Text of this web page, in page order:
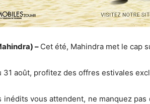
– Cet été, Mahindra met le cap
31 août, profitez des offres estivales
inédits vous attendent, ne manquez